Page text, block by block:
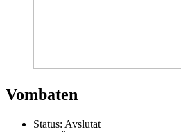
Vombaten
Status: Avslutat